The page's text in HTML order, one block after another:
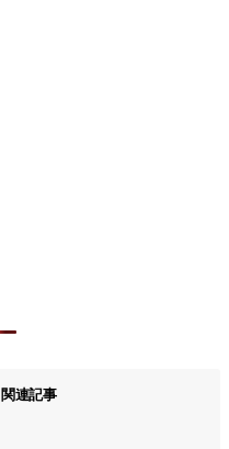
関連記事